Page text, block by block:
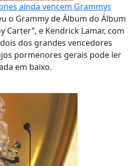
ainda vencem Grammys
o Grammy de Álbum do Álbum
Carter”, e Kendrick Lamar, com
dos grandes vencedores
pormenores gerais pode ler
em baixo.